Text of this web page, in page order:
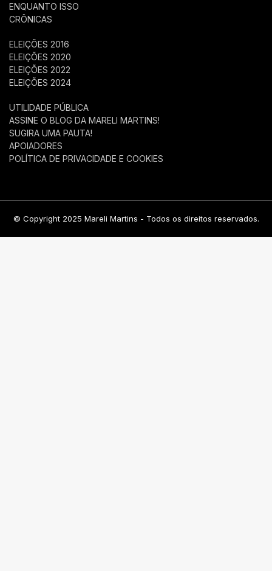
ENQUANTO ISSO
CRÔNICAS
ELEIÇÕES 2016
ELEIÇÕES 2020
ELEIÇÕES 2022
ELEIÇÕES 2024
UTILIDADE PÚBLICA
ASSINE O BLOG DA MARELI MARTINS!
SUGIRA UMA PAUTA!
APOIADORES
POLÍTICA DE PRIVACIDADE E COOKIES
© Copyright 2025 Mareli Martins - Todos os direitos reservados.